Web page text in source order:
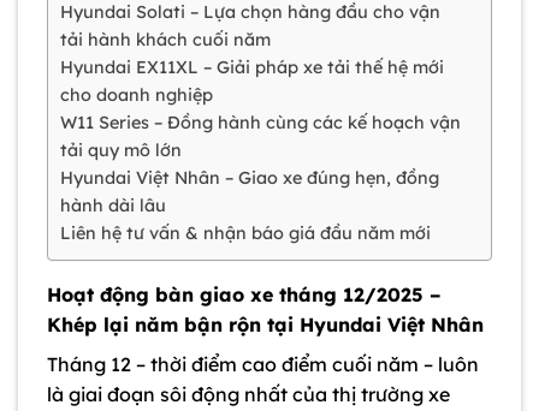
Hyundai Solati – Lựa chọn hàng đầu cho vận
tải hành khách cuối năm
Hyundai EX11XL – Giải pháp xe tải thế hệ mới
cho doanh nghiệp
W11 Series – Đồng hành cùng các kế hoạch vận
tải quy mô lớn
Hyundai Việt Nhân – Giao xe đúng hẹn, đồng
hành dài lâu
Liên hệ tư vấn & nhận báo giá đầu năm mới
Hoạt động bàn giao xe tháng 12/2025 –
Khép lại năm bận rộn tại Hyundai Việt Nhân
Tháng 12 – thời điểm cao điểm cuối năm – luôn
là giai đoạn sôi động nhất của thị trường xe